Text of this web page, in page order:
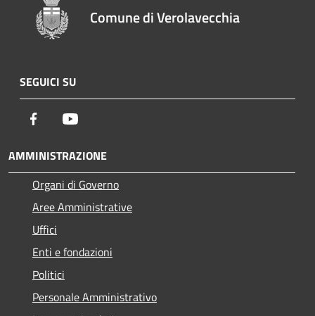
Comune di Verolavecchia
SEGUICI SU
Facebook
AMMINISTRAZIONE
Organi di Governo
Aree Amministrative
Uffici
Enti e fondazioni
Politici
Personale Amministrativo